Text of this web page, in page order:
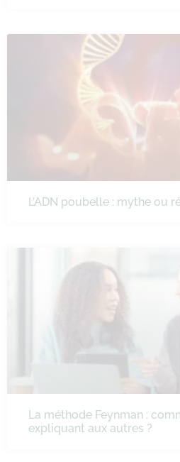
L’ADN poubelle : mythe ou
La méthode Feynman :
expliquant aux autres ?